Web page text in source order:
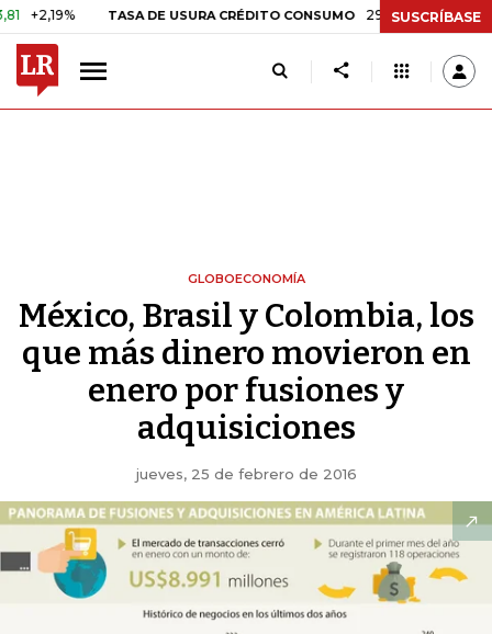
TASA DE USURA CRÉDITO CONSUMO 29,66% +0,87% +3,02%
SUSCRÍBASE
GLOBOECONOMÍA
México, Brasil y Colombia, los
que más dinero movieron en
enero por fusiones y
adquisiciones
jueves, 25 de febrero de 2016